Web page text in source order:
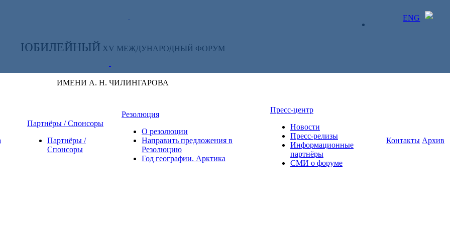
ENG
ЛИЧНЫЙ КАБИНЕТ
ЮБИЛЕЙНЫЙ XV МЕЖДУНАРОДНЫЙ ФОРУМ
ИМЕНИ А. Н. ЧИЛИНГАРОВА
Партнёры / Спонсоры
Партнёры /
Спонсоры
Резолюция
О резолюции
Направить предложения в
Резолюцию
Год географии. Арктика
Пресс-центр
Новости
Пресс-релизы
Информационные
партнёры
СМИ о форуме
Контакты Архив